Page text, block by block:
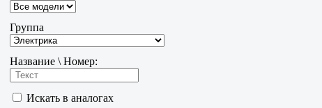
Группа
Название \ Номер:
Искать в аналогах